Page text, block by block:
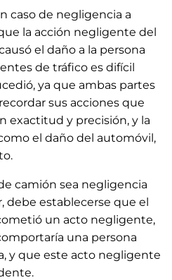
caso de negligencia a
la acción negligente del
el daño a la persona
de tráfico es difícil
ya que ambas partes
sus acciones que
exactitud y precisión, y la
el daño del automóvil,
camión sea negligencia
debe establecerse que el
un acto negligente,
una persona
y que este acto negligente